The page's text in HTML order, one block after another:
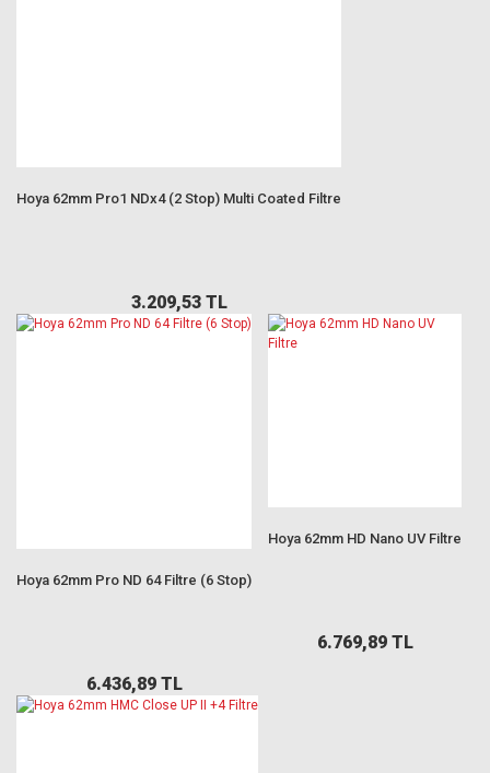
Hoya 62mm Pro1 NDx4 (2 Stop) Multi Coated Filtre
3.209,53 TL
Hoya 62mm Pro ND 64 Filtre (6 Stop)
6.436,89 TL
Hoya 62mm HD Nano UV Filtre
6.769,89 TL